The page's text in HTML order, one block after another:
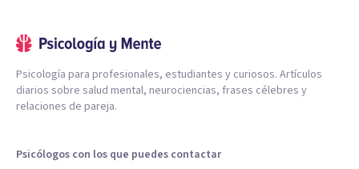
Psicología para profesionales, estudiantes y curiosos. Artículos
diarios sobre salud mental, neurociencias, frases célebres y
relaciones de pareja.
Psicólogos con los que puedes contactar